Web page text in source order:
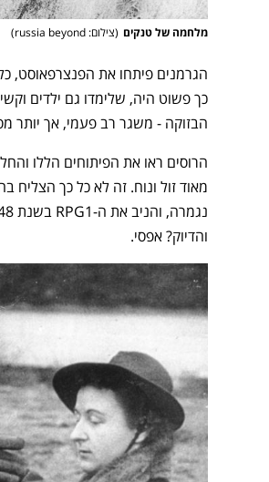
הבית של ההייטק הישראלי
מלחמה של טנקים (צילום: russia beyond )
הבזוקה - משגר רב פעמי, אך יותר
והדיוק? אפסי.